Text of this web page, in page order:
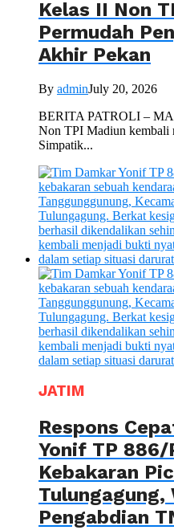
Kelas II Non
Permudah
Akhir Pekan
By adminJuly 20, 2026
BERITA PATROLI –
Non TPI Madiun kembali
Simpatik...
JATIM
Respons
Yonif TP
Kebakaran
Tulungagung,
Pengabdian